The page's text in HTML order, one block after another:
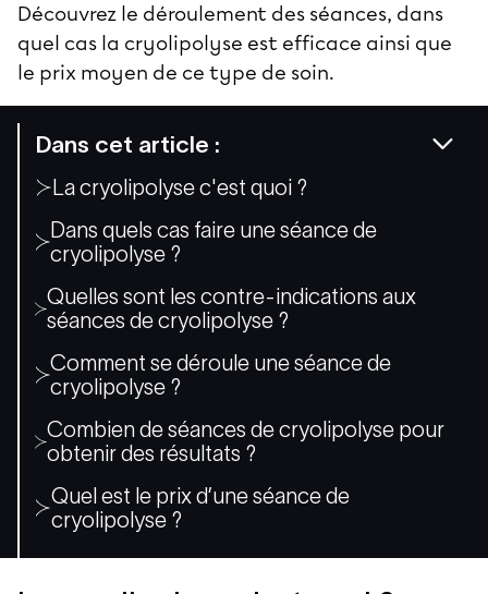
Dans cet article :
La cryolipolyse c'est quoi ?
Dans quels cas faire une séance de
cryolipolyse ?
Quelles sont les contre-indications aux
séances de cryolipolyse ?
Comment se déroule une séance de
cryolipolyse ?
Combien de séances de cryolipolyse pour
obtenir des résultats ?
Quel est le prix d’une séance de
cryolipolyse ?
Découvrez le déroulement des séances, dans
quel cas la cryolipolyse est efficace ainsi que
le prix moyen de ce type de soin.